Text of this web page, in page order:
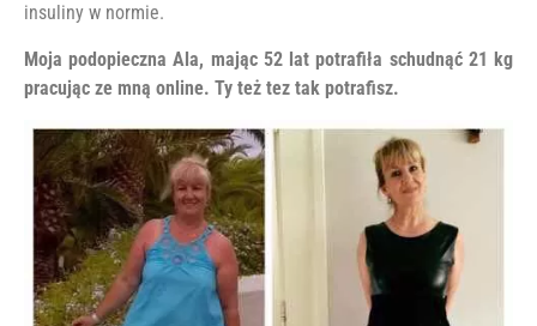
insuliny w normie.
Moja podopieczna Ala, mając 52 lat potrafiła schudnąć 21 kg
pracując ze mną online. Ty też tez tak potrafisz.